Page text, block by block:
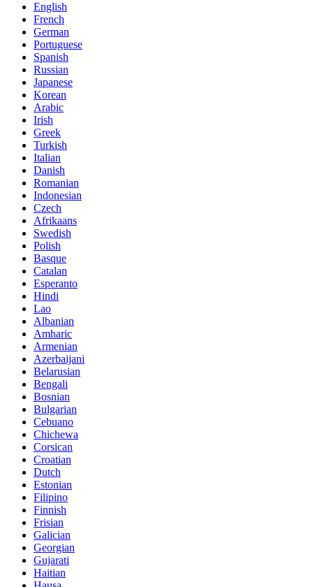
English
French
German
Portuguese
Spanish
Russian
Japanese
Korean
Arabic
Irish
Greek
Turkish
Italian
Danish
Romanian
Indonesian
Czech
Afrikaans
Swedish
Polish
Basque
Catalan
Esperanto
Hindi
Lao
Albanian
Amharic
Armenian
Azerbaijani
Belarusian
Bengali
Bosnian
Bulgarian
Cebuano
Chichewa
Corsican
Croatian
Dutch
Estonian
Filipino
Finnish
Frisian
Galician
Georgian
Gujarati
Haitian